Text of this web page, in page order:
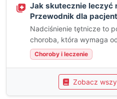
Jak skutecznie leczyć
Przewodnik dla
Nadciśnienie tętnicze to
choroba, która wymaga
Choroby i leczenie
Zobacz